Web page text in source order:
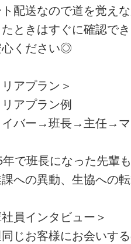
配送なので道を覚え
ときはすぐに確認で
ください◎
アプラン＞
リアプラン例
バー→班長→主任→マ
で班長になった先輩も
への異動、生協への
員インタビュー＞
同じお客様にお会いす